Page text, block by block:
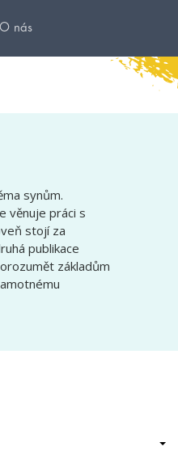
O nás
synům.
věnuje práci s
stojí za
publikace
základům